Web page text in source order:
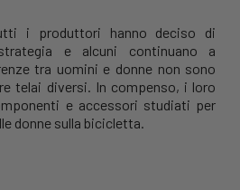
i produttori hanno deciso di
e alcuni continuano a
tra uomini e donne non sono
telai diversi. In compenso, i loro
e accessori studiati per
donne sulla bicicletta.